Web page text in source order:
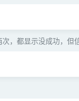
，都显示没成功，但